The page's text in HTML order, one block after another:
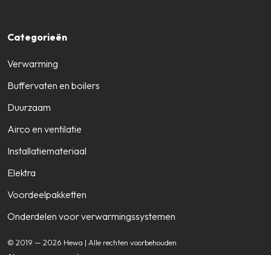
Categorieën
Verwarming
Buffervaten en boilers
Duurzaam
Airco en ventilatie
Installatiemateriaal
Elektra
Voordeelpakketten
Onderdelen voor verwarmingssystemen
© 2019 — 2026 Hewa | Alle rechten voorbehouden